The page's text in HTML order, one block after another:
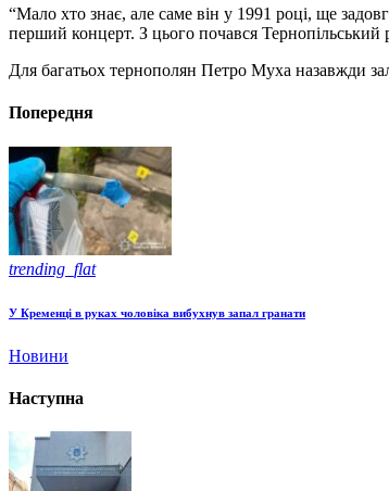
“Мало хто знає, але саме він у 1991 році, ще
перший концерт. З цього почався
Для багатьох тернополян Петро Муха назавжди
Попередня
trending_flat
У Кременці в руках чоловіка вибухнув запал гранати
Новини
Наступна